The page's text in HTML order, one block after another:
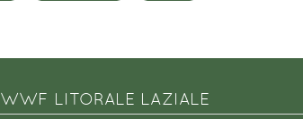
WWF LITORALE LAZIALE